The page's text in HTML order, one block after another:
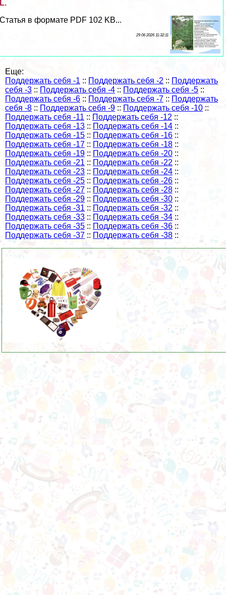
L.
Статья в формате PDF 102 KB...
29 06 2026 11:32:11
Еще:
Поддержать себя -1 :: Поддержать себя -2 :: Поддержать
себя -3 :: Поддержать себя -4 :: Поддержать себя -5 ::
Поддержать себя -6 :: Поддержать себя -7 :: Поддержать
себя -8 :: Поддержать себя -9 :: Поддержать себя -10 ::
Поддержать себя -11 :: Поддержать себя -12 ::
Поддержать себя -13 :: Поддержать себя -14 ::
Поддержать себя -15 :: Поддержать себя -16 ::
Поддержать себя -17 :: Поддержать себя -18 ::
Поддержать себя -19 :: Поддержать себя -20 ::
Поддержать себя -21 :: Поддержать себя -22 ::
Поддержать себя -23 :: Поддержать себя -24 ::
Поддержать себя -25 :: Поддержать себя -26 ::
Поддержать себя -27 :: Поддержать себя -28 ::
Поддержать себя -29 :: Поддержать себя -30 ::
Поддержать себя -31 :: Поддержать себя -32 ::
Поддержать себя -33 :: Поддержать себя -34 ::
Поддержать себя -35 :: Поддержать себя -36 ::
Поддержать себя -37 :: Поддержать себя -38 ::